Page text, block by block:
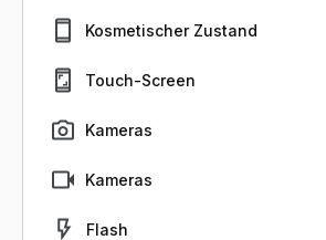
Kosmetischer Zustand
Touch-Screen
Kameras
Kameras
Flash